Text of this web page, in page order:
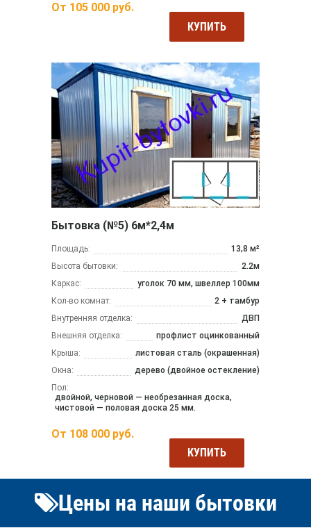
От 105 000 руб.
КУПИТЬ
Бытовка (№5) 6м*2,4м
Площадь:
13,8 м²
Высота бытовки:
2.2м
Каркас:
уголок 70 мм, швеллер 100мм
Кол-во комнат:
2 + тамбур
Внутренняя отделка:
ДВП
Внешняя отделка:
профлист оцинкованный
Крыша:
листовая сталь (окрашенная)
Окна:
дерево (двойное остекление)
Пол:
двойной, черновой — необрезанная доска,
чистовой — половая доска 25 мм.
От 108 000 руб.
КУПИТЬ
Цены на наши бытовки